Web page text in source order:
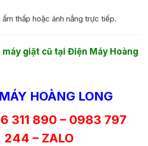
thấp hoặc ánh nắng trực tiếp.
máy giặt cũ tại Điện Máy Hoàng
HOÀNG LONG
311 890 – 0983 797
244 – ZALO